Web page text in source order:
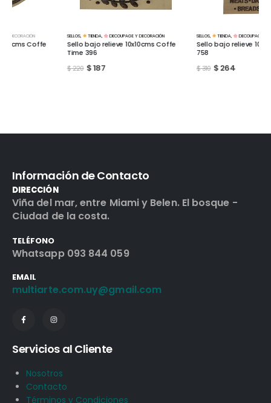
SELLOS, TIENDA DECOUPAGE Y DECORACIÓN
Sello bajo relieve 10x10cms Coffe
SELLOS, TIENDA DECOUPAGE Y DECORACIÓN
Sello bajo relieve 10x15cms Frmers
Información de Contacto
DIRECCIÓN
Viña del mar, entre Miami y Belen. El bosque -
Ciudad de la costa.
TELÉFONO
Whatsapp 093 844 059
EMAIL
multiarte.com.uy@gmail.com
Servicios al Cliente
Nosotros
Contacto
Términos y Condiciones